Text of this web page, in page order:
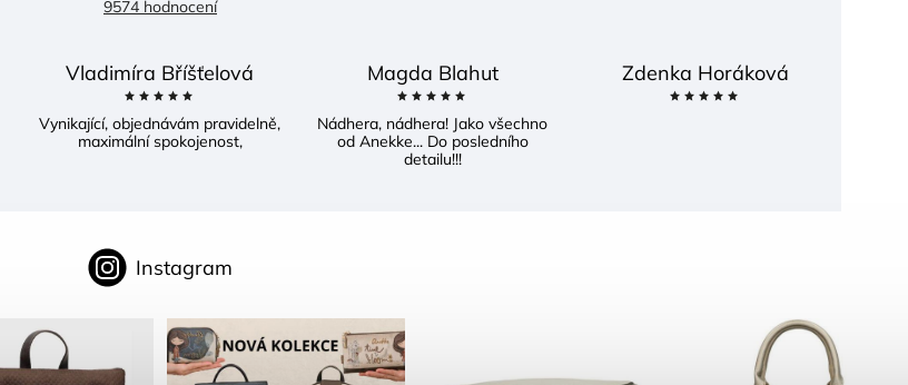
9574 hodnocení
Vladimíra Bříšťelová
Vynikající, objednávám pravidelně,
maximální spokojenost,
Magda Blahut
Nádhera, nádhera! Jako všechno
od Anekke... Do posledního
detailu!!!
Zdenka Horáková
Instagram